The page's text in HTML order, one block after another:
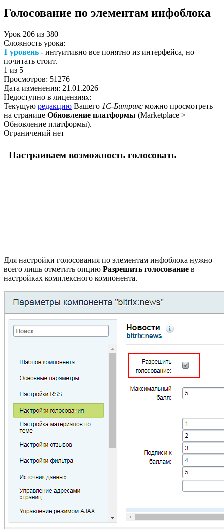
Голосование по элементам инфоблока
Урок 206 из 380
Сложность урока:
1 уровень - интуитивно все понятно из интерфейса, но
почитать стоит.
1 из 5
Просмотров: 51276
Дата изменения: 21.01.2026
Недоступно в лицензиях:
Текущую редакцию Вашего 1С-Битрикс можно просмотреть
на странице Обновление платформы (Marketplace >
Обновление платформы).
Ограничений нет
Настраиваем возможность голосовать
Для настройки голосования по элементам инфоблока нужно
всего лишь отметить опцию Разрешить голосование в
настройках комплексного компонента.